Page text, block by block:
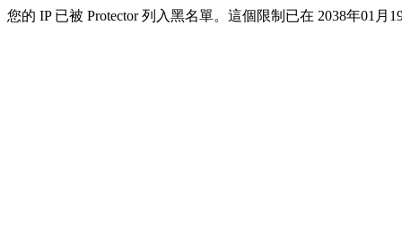
您的 IP 已被 Protector 列入黑名單。這個限制已在 2038年01月